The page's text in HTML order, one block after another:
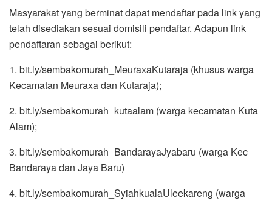
Masyarakat yang berminat dapat mendaftar pada link yang
telah disediakan sesuai domisili pendaftar. Adapun link
pendaftaran sebagai berikut:
1. bit.ly/sembakomurah_MeuraxaKutaraja (khusus warga
Kecamatan Meuraxa dan Kutaraja);
2. bit.ly/sembakomurah_kutaalam (warga kecamatan Kuta
Alam);
3. bit.ly/sembakomurah_BandarayaJyabaru (warga Kec
Bandaraya dan Jaya Baru)
4. bit.ly/sembakomurah_SyiahkualaUleekareng (warga